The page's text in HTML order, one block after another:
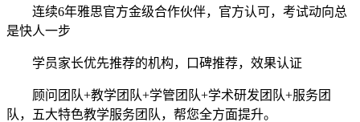
连续6年雅思官方金级合作伙伴，官方认可，考试动向总
是快人一步
学员家长优先推荐的机构，口碑推荐，效果认证
顾问团队+教学团队+学管团队+学术研发团队+服务团
队，五大特色教学服务团队，帮您全方面提升。